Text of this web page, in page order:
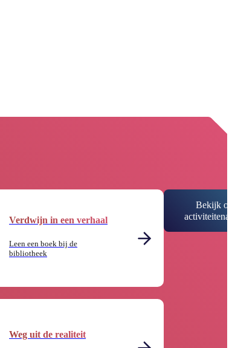
Verdwijn in een verhaal
Leen een boek bij de
bibliotheek
Weg uit de realiteit
Bekijk